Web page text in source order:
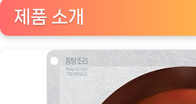
제품 소개